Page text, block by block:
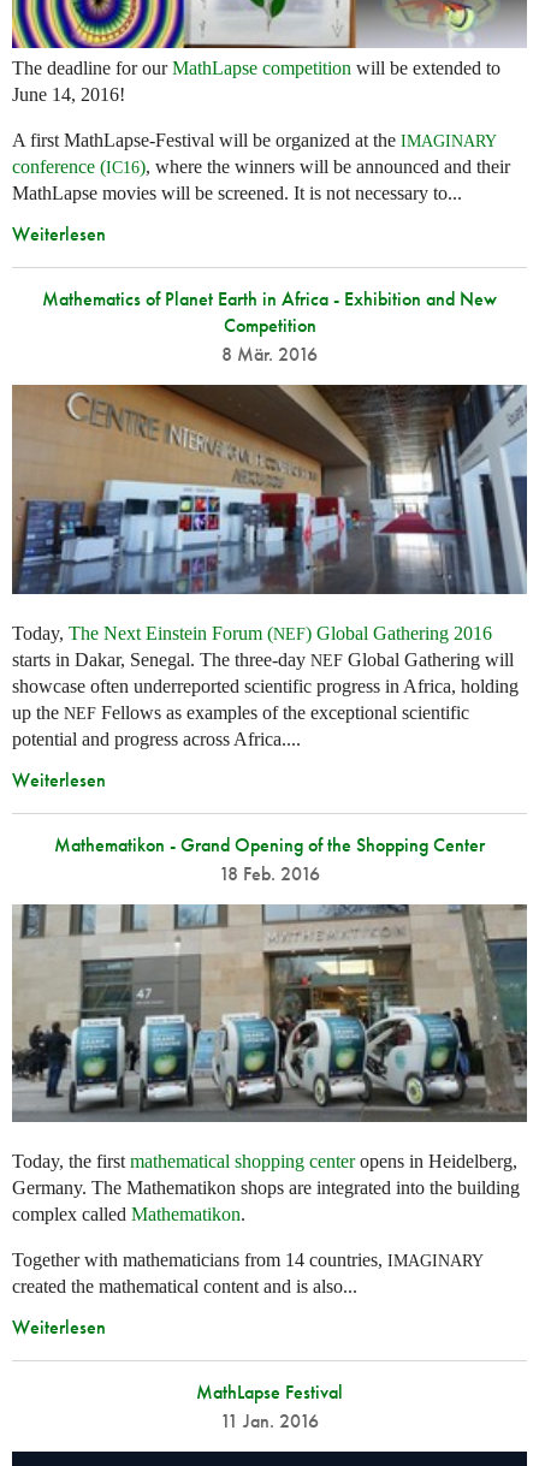
The deadline for ourMathLapse competition will be extended to
June 14, 2016!
A first MathLapse-Festival will be organized at the IMAGINARY
conference (IC16), where the winners will be announced and their
MathLapse movies will be screened. It is not necessary to...
Weiterlesen
Mathematics of Planet Earth in Africa - Exhibition and New
Competition
8 Mär. 2016
Today, The Next Einstein Forum (NEF) Global Gathering 2016
starts in Dakar, Senegal. The three-day NEF Global Gathering will
showcase often underreported scientific progress in Africa, holding
up the NEF Fellows as examples of the exceptional scientific
potential and progress across Africa....
Weiterlesen
Mathematikon - Grand Opening of the Shopping Center
18 Feb. 2016
Today, the first mathematical shopping centeropens in Heidelberg,
Germany. The Mathematikon shops are integrated into the building
complex called Mathematikon.
Together with mathematicians from 14 countries, IMAGINARY
created the mathematical content and is also...
Weiterlesen
MathLapse Festival
11 Jan. 2016